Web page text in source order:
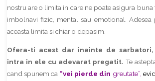
nostru are o limita in care ne poate asigura buna
imbolnavi fizic, mental sau emotional.
aceasta limita si chiar o depasim.
Ofera-ti acest dar inainte de
intra in ele cu adevarat pregatit.Te
cand spunem ca “vei pierde din greutate”,